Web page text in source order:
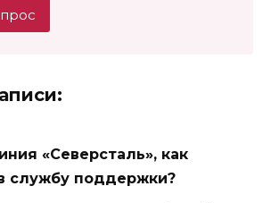
«Северсталь», как
службу поддержки?